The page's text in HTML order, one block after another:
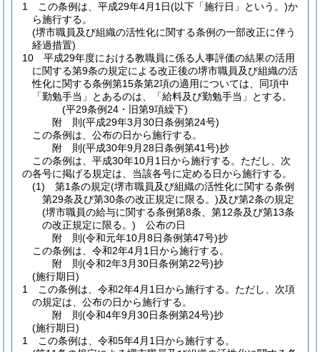
1
この条例は、平成29年4月1日(以下「施行日」という。)か
ら施行する。
(堺市職員及び組織の活性化に関する条例の一部改正に伴う
経過措置)
10
平成29年度における教職員に係る人事評価の結果の活用
に関する第9条の規定による改正後の堺市職員及び組織の活
性化に関する条例第15条第2項の適用については、同項中
「勤勉手当」とあるのは、「給料及び勤勉手当」とする。
(平29条例24・旧第9項繰下)
附 則(平成29年3月30日条例第24号)
この条例は、公布の日から施行する。
附 則(平成30年9月28日条例第41号)抄
この条例は、平成30年10月1日から施行する。 ただし、次
の各号に掲げる規定は、当該各号に定める日から施行する。
(1)
第1条の規定(堺市職員及び組織の活性化に関する条例
第29条及び第30条の改正規定に限る。)及び第2条の規定
(堺市職員の給与に関する条例第8条、第12条及び第13条
の改正規定に限る。) 公布の日
附 則(令和元年10月8日条例第47号)抄
この条例は、令和2年4月1日から施行する。
附 則(令和2年3月30日条例第22号)抄
(施行期日)
1
この条例は、令和2年4月1日から施行する。 ただし、次項
の規定は、公布の日から施行する。
附 則(令和4年9月30日条例第24号)抄
(施行期日)
1
この条例は、令和5年4月1日から施行する。